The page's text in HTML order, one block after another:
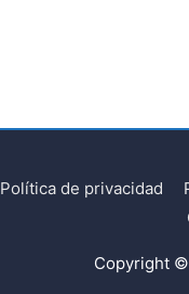
Política de privacidad
Copyright